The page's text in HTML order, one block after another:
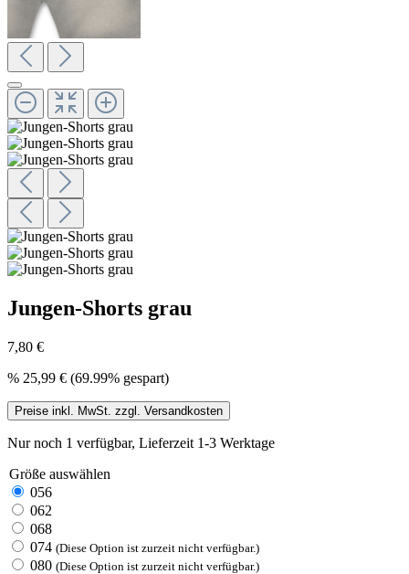
Jungen-Shorts grau
7,80 €
% 25,99 € (69.99% gespart)
Preise inkl. MwSt. zzgl. Versandkosten
Nur noch 1 verfügbar, Lieferzeit 1-3 Werktage
Größe auswählen
056
062
068
074 (Diese Option ist zurzeit nicht verfügbar.)
080 (Diese Option ist zurzeit nicht verfügbar.)